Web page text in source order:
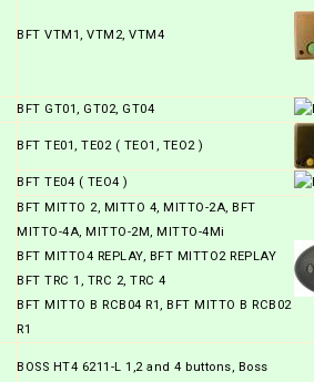
BFT VTM1, VTM2, VTM4
BFT GT01, GT02, GT04
BFT TE01, TE02 ( TEO1, TEO2 )
BFT TE04 ( TEO4 )
BFT MITTO 2, MITTO 4, MITTO-2A, BFT
MITTO-4A, MITTO-2M, MITTO-4Mi
BFT MITTO4 REPLAY, BFT MITTO2 REPLAY
BFT TRC 1, TRC 2, TRC 4
BFT MITTO B RCB04 R1, BFT MITTO B RCB02
R1
BOSS HT4 6211-L 1,2 and 4 buttons, Boss